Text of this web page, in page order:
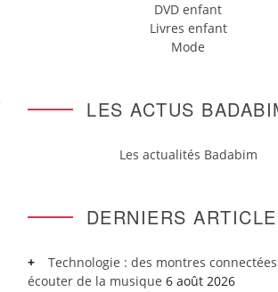
DVD enfant
Livres enfant
Mode
LES ACTUS
Les actualités Badabim
DERNIERS
Technologie : des montres
écouter de la musique 6 août 2026